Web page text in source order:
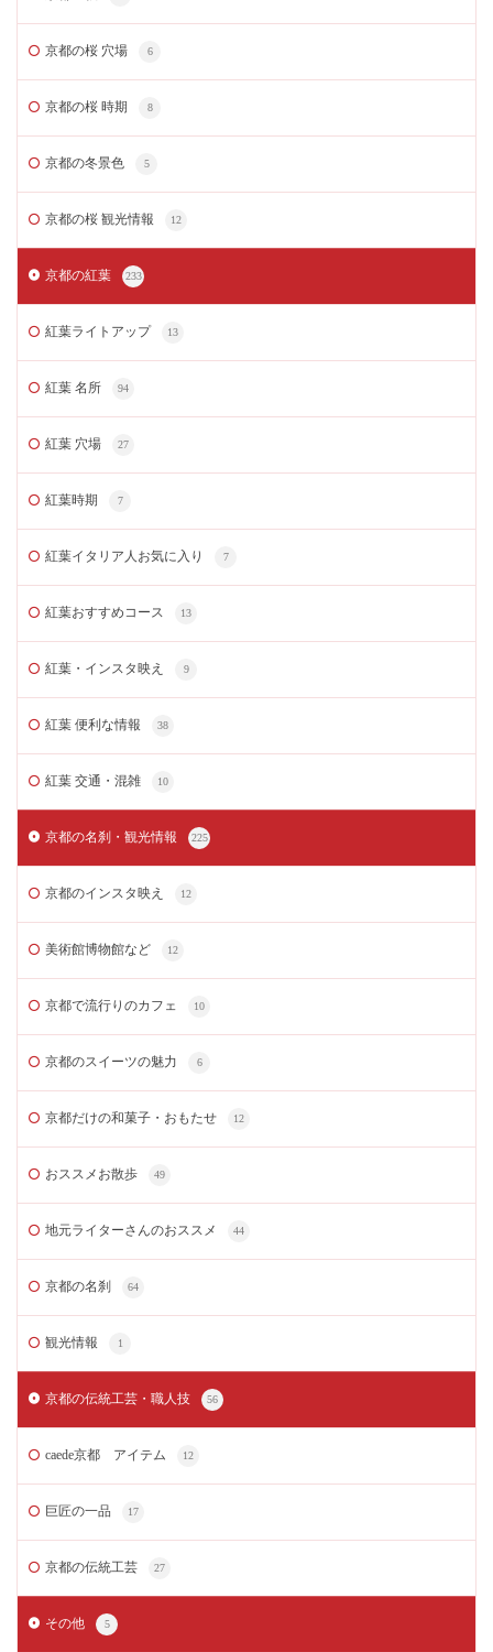
京都の桜 穴場 6
京都の桜 時期 8
京都の冬景色 5
京都の桜 観光情報 12
京都の紅葉 233
紅葉ライトアップ 13
紅葉 名所 94
紅葉 穴場 27
紅葉時期 7
紅葉イタリア人お気に入り 7
紅葉おすすめコース 13
紅葉・インスタ映え 9
紅葉 便利な情報 38
紅葉 交通・混雑 10
京都の名刹・観光情報 225
京都のインスタ映え 12
美術館博物館など 12
京都で流行りのカフェ 10
京都のスイーツの魅力 6
京都だけの和菓子・おもたせ 12
おススメお散歩 49
地元ライターさんのおススメ 44
京都の名刹 64
観光情報 1
京都の伝統工芸・職人技 56
caede京都 アイテム 12
巨匠の一品 17
京都の伝統工芸 27
その他 5